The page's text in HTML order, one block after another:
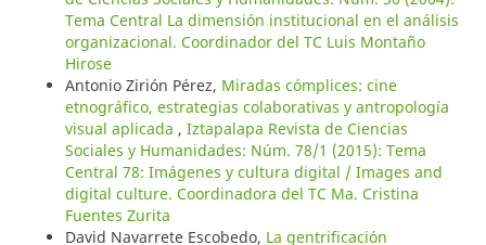
Tema Central La dimensión institucional en el análisis
organizacional. Coordinador del TC Luis Montaño
Hirose
Antonio Zirión Pérez, Miradas cómplices: cine
etnográfico, estrategias colaborativas y antropología
visual aplicada , Iztapalapa Revista de Ciencias
Sociales y Humanidades: Núm. 78/1 (2015): Tema
Central 78: Imágenes y cultura digital / Images and
digital culture. Coordinadora del TC Ma. Cristina
Fuentes Zurita
David Navarrete Escobedo, La gentrificación